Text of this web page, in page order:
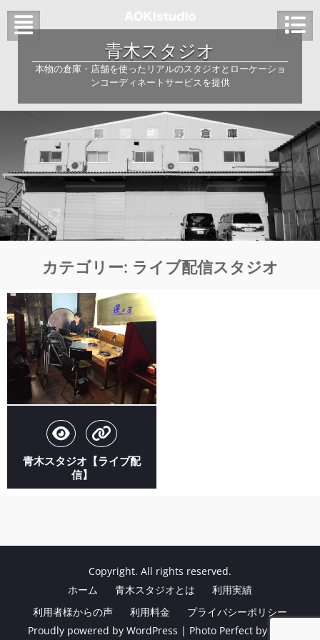
content
青木スタジオ
本物の倉庫・店舗を使ったリアルのスタジオとローケーショ
ンコーディネートサービスを提供
カテゴリー: ライブ配信スタジオ
青木スタジオ【ライブ配
信】
Copyright. All rights reserved.
ホーム
青木スタジオとは
利用実績
利用者様からの声
利用料金
プライバシーポリシー
Proudly powered by WordPress | Photo Perfect by